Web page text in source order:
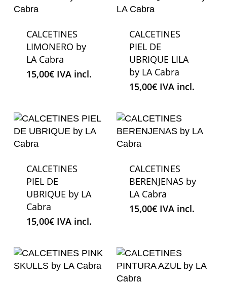
CALCETINES
LIMONERO by
LA Cabra
15,00€ IVA incl.
CALCETINES
PIEL DE
UBRIQUE LILA
by LA Cabra
15,00€ IVA incl.
CALCETINES
PIEL DE
UBRIQUE by LA
Cabra
15,00€ IVA incl.
CALCETINES
BERENJENAS by
LA Cabra
15,00€ IVA incl.